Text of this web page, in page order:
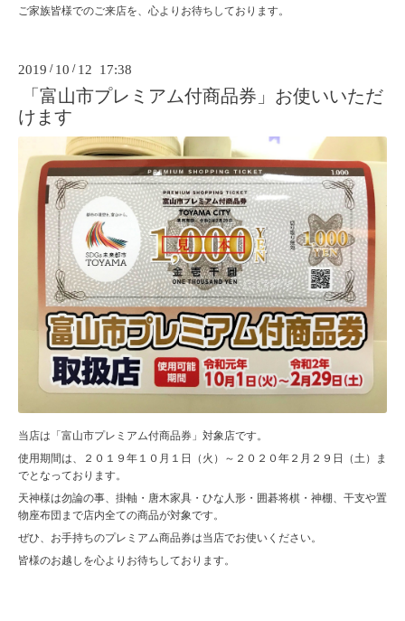
ご家族皆様でのご来店を、心よりお待ちしております。
2019 / 10 / 12 17:38
「富山市プレミアム付商品券」お使いいただ
けます
当店は「富山市プレミアム付商品券」対象店です。
使用期間は、２０１９年１０月１日（火）～２０２０年２月２９日（土）ま
でとなっております。
天神様は勿論の事、掛軸・唐木家具・ひな人形・囲碁将棋・神棚、干支や置
物座布団まで店内全ての商品が対象です。
ぜひ、お手持ちのプレミアム商品券は当店でお使いください。
皆様のお越しを心よりお待ちしております。